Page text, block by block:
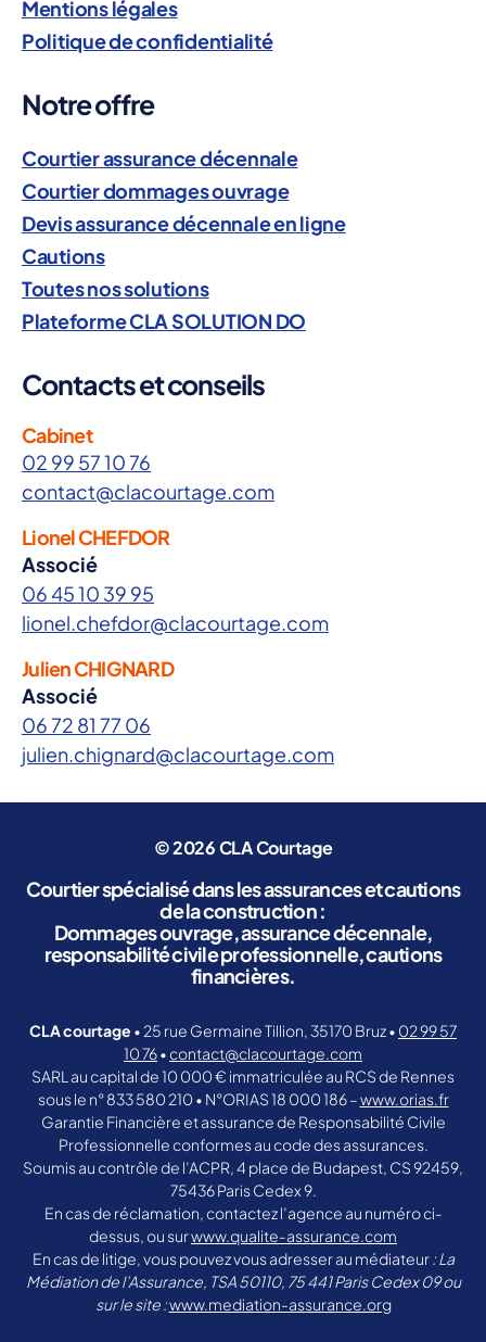
Étiquettes
o
e
vr
e,
ai
tr
e
o
u
vr
g
p
v
e
n
ti
n,
ri
s
q
e
s
Mentions légales
Politique de confidentialité
Notre offre
Courtier assurance décennale
Courtier dommages ouvrage
Devis assurance décennale en ligne
Cautions
Toutes nos solutions
Plateforme CLA SOLUTION DO
Contacts et conseils
Cabinet
02 99 57 10 76
contact@clacourtage.com
Lionel CHEFDOR
Associé
06 45 10 39 95
lionel.chefdor@clacourtage.com
Julien CHIGNARD
Associé
06 72 81 77 06
julien.chignard@clacourtage.com
© 2026CLA Courtage
Courtier spécialisé dans les assurances et cautions
de la construction :
Dommages ouvrage, assurance décennale,
responsabilité civile professionnelle, cautions
financières.
CLA courtage • 25 rue Germaine Tillion, 35170 Bruz • 02 99 57
10 76•contact@clacourtage.com
SARL au capital de 10 000 € immatriculée au RCS de Rennes
sous le n° 833 580 210 • N°ORIAS 18 000 186 –www.orias.fr
Garantie Financière et assurance de Responsabilité Civile
Professionnelle conformes au code des assurances.
Soumis au contrôle de l’ACPR, 4 place de Budapest, CS 92459,
75436 Paris Cedex 9.
En cas de réclamation, contactez l’agence au numéro ci-
dessus, ou surwww.qualite-assurance.com
En cas de litige, vous pouvez vous adresser au médiateur: La
Médiation de l’Assurance, TSA 50110, 75 441 Paris Cedex 09 ou
sur le site :www.mediation-assurance.org